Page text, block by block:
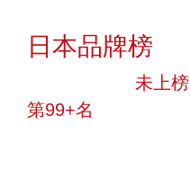
日本品牌榜
未上榜
第99+名